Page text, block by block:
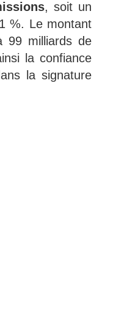
, soit un
%. Le montant
99 milliards de
la confiance
la signature